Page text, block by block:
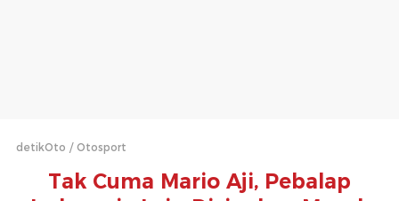
detikOto Otosport
Tak Cuma Mario Aji, Pebalap